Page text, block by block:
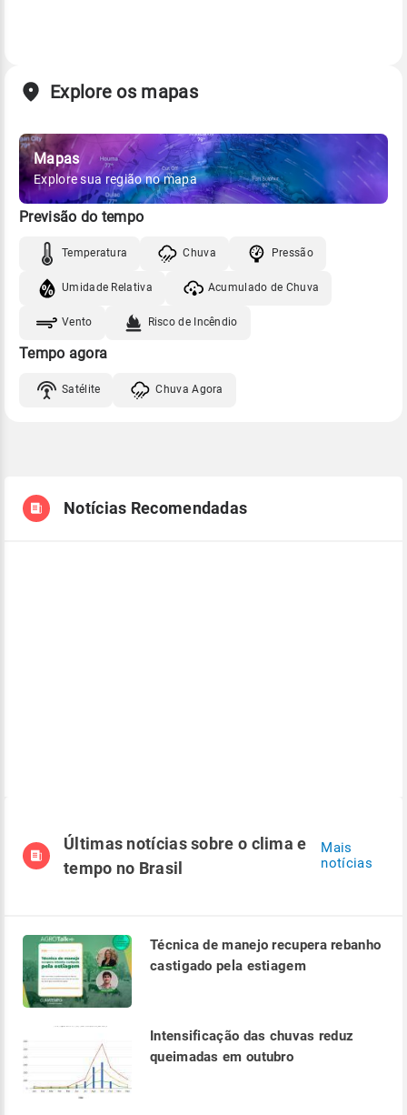
Explore os mapas
Mapas
Explore sua região no mapa
Previsão do tempo
Temperatura Chuva Pressão
Umidade Relativa Acumulado de Chuva
Vento Risco de Incêndio
Tempo agora
Satélite Chuva Agora
Notícias Recomendadas
Últimas notícias sobre o clima e
tempo no Brasil
Mais
notícias
Técnica de manejo recupera rebanho
castigado pela estiagem
Intensificação das chuvas reduz
queimadas em outubro